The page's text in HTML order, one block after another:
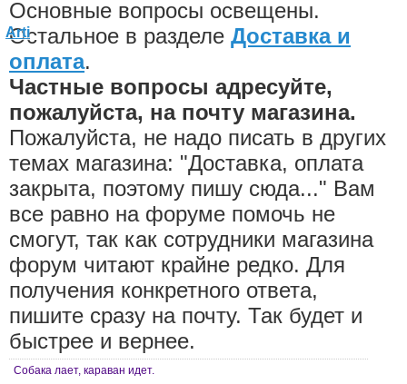
Основные вопросы освещены.
Остальное в разделе Доставка и
оплата.
Частные вопросы адресуйте,
пожалуйста, на почту магазина.
Пожалуйста, не надо писать в других
темах магазина: "Доставка, оплата
закрыта, поэтому пишу сюда..." Вам
все равно на форуме помочь не
смогут, так как сотрудники магазина
форум читают крайне редко. Для
получения конкретного ответа,
пишите сразу на почту. Так будет и
быстрее и вернее.
Собака лает, караван идет.